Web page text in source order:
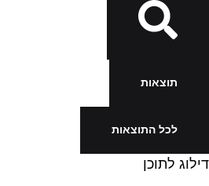
תוצאות
לכל התוצאות
דילוג לתוכן